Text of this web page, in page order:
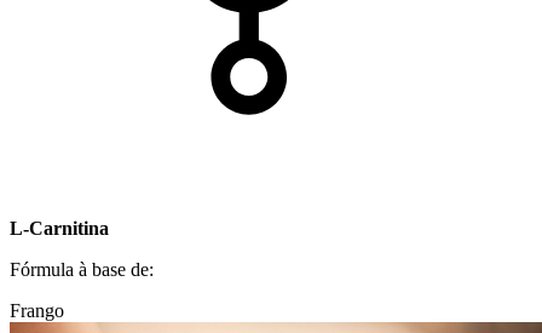
L-Carnitina
Fórmula à base de:
Frango